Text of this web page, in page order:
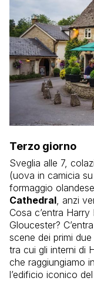
Terzo giorno
Sveglia alle 7,
(uova in camicia
formaggio
Cathedral , anzi
Cosa c’entra
Gloucester?
scene dei primi
tra cui gli interni di
che raggiungiamo
l’edificio iconico